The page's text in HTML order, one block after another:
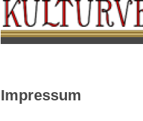
Impressum